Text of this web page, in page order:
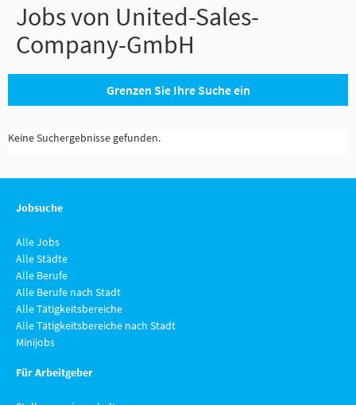
Jobs von United-Sales-
Company-GmbH
Grenzen Sie Ihre Suche ein
Keine Suchergebnisse gefunden.
Jobsuche
Alle Jobs
Alle Städte
Alle Berufe
Alle Berufe nach Stadt
Alle Tätigkeitsbereiche
Alle Tätigkeitsbereiche nach Stadt
Minijobs
Für Arbeitgeber